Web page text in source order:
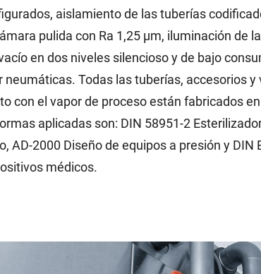
aislamiento de las tuberías
pulida con Ra 1,25 µm, iluminación de
en dos niveles silencioso y de bajo
neumáticas. Todas las tuberías, accesorios y
con el vapor de proceso están fabricados
aplicadas son: DIN 58951-2
AD-2000 Diseño de equipos a presión y DIN
médicos.